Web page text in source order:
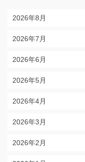
2026年8月
2026年7月
2026年6月
2026年5月
2026年4月
2026年3月
2026年2月